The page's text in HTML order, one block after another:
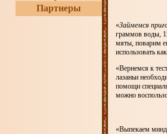
Партнеры
«Займемся
граммов воды,
мяты, поварим
использовать
«Вернемся к
лазаньи
помощи
можно
«Выпекаем